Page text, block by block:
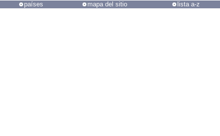
países mapa del sitio lista a-z